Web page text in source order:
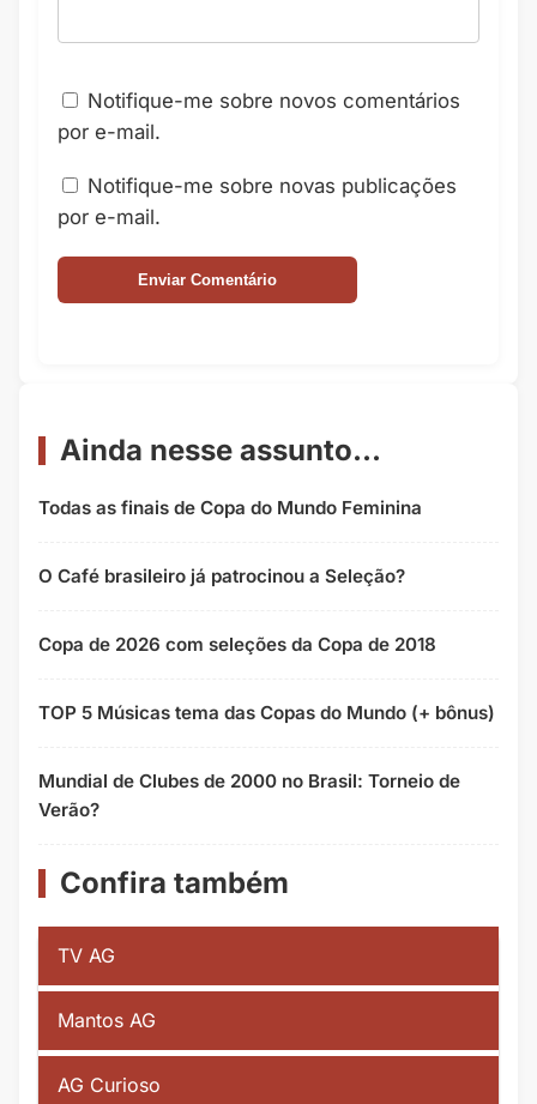
Notifique-me sobre novos comentários
por e-mail.
Notifique-me sobre novas publicações
por e-mail.
Ainda nesse assunto...
Todas as finais de Copa do Mundo Feminina
O Café brasileiro já patrocinou a Seleção?
Copa de 2026 com seleções da Copa de 2018
TOP 5 Músicas tema das Copas do Mundo (+ bônus)
Mundial de Clubes de 2000 no Brasil: Torneio de
Verão?
Confira também
TV AG
Mantos AG
AG Curioso